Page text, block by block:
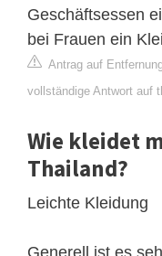
Geschäftsessen
bei Frauen ein
Antrag auf
vollständige Antwort auf
Wie kleidet
Thailand?
Leichte Kleidung
Generell ist es